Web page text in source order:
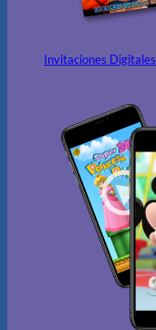
Invitaciones Digitales